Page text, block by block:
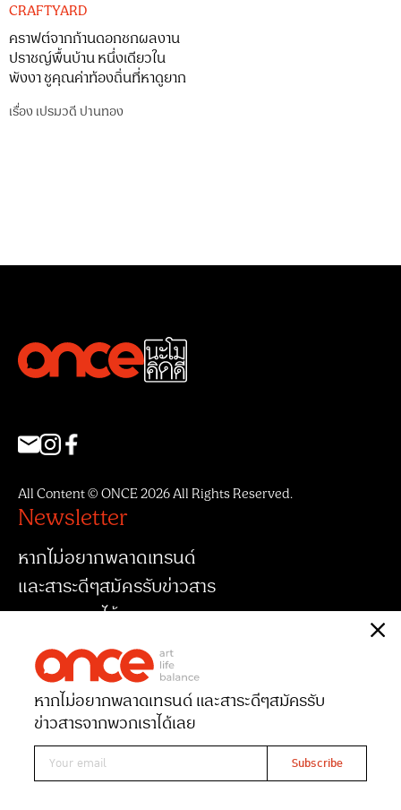
CRAFTYARD
คราฟต์จากก้านดอกชกผลงาน
ปราชญ์พื้นบ้าน หนึ่งเดียวใน
พังงา ชูคุณค่าท้องถิ่นที่หาดูยาก
เรื่อง เปรมวดี ปานทอง
All Content © ONCE 2026 All Rights Reserved.
Newsletter
หากไม่อยากพลาดเทรนด์
และสาระดีๆสมัครรับข่าวสาร
จากพวกเราได้เลย
หากไม่อยากพลาดเทรนด์ และสาระดีๆสมัครรับ
ข่าวสารจากพวกเราได้เลย